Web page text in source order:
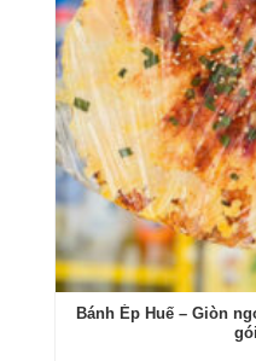
Bánh Ép Huế – Giòn